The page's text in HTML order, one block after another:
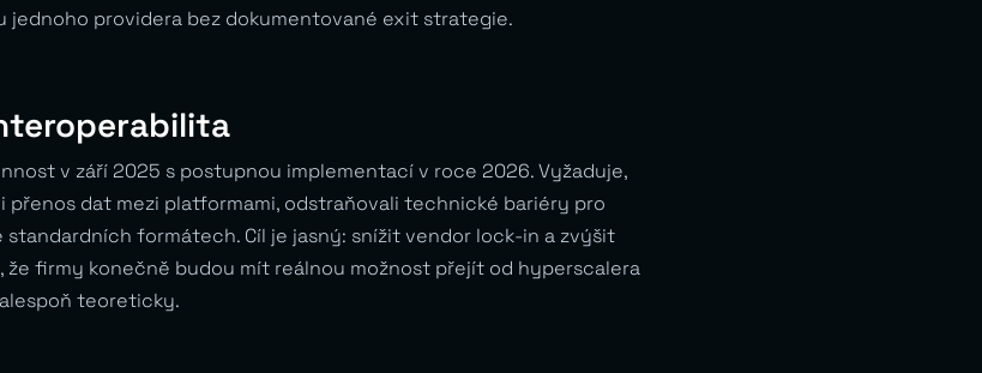
jednoho providera bez dokumentované exit strategie.
v září 2025 s postupnou implementací v roce 2026. Vyžaduje,
dat mezi platformami, odstraňovali technické bariéry pro
formátech. Cíl je jasný: snížit vendor lock-in a zvýšit
že firmy konečně budou mít reálnou možnost přejít od hyperscalera
teoreticky.